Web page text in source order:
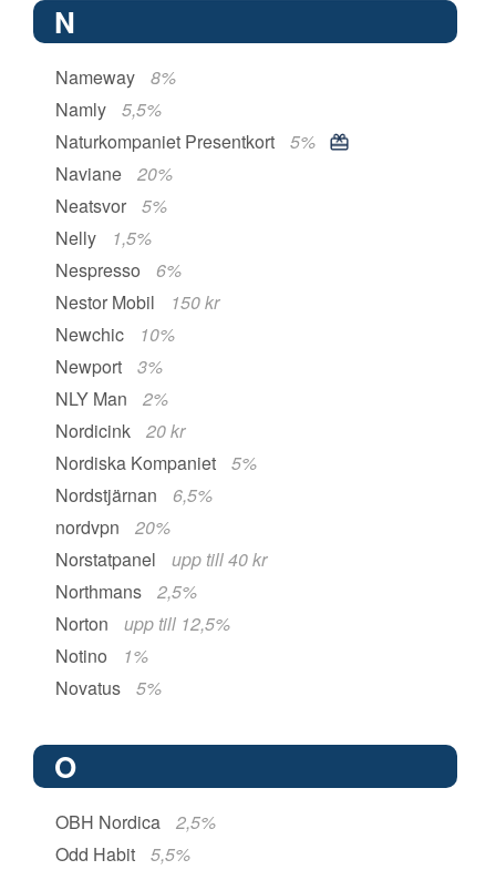
N
Nameway
8%
Namly
5,5%
Naturkompaniet Presentkort
5%
Naviane
20%
Neatsvor
5%
Nelly
1,5%
Nespresso
6%
Nestor Mobil
150 kr
Newchic
10%
Newport
3%
NLY Man
2%
Nordicink
20 kr
Nordiska Kompaniet
5%
Nordstjärnan
6,5%
nordvpn
20%
Norstatpanel
upp till 40 kr
Northmans
2,5%
Norton
upp till 12,5%
Notino
1%
Novatus
5%
O
OBH Nordica
2,5%
Odd Habit
5,5%